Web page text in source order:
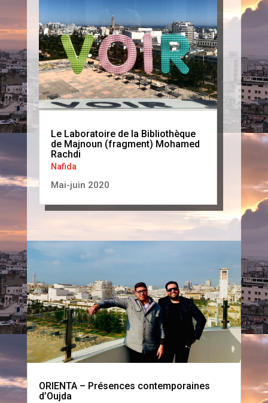
Le Laboratoire de la Bibliothèque
de Majnoun (fragment) Mohamed
Rachdi
Nafida
Mai-juin 2020
ORIENTA – Présences contemporaines
d’Oujda